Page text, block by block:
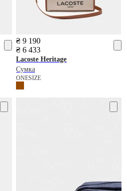
₴ 9 190
₴ 6 433
Lacoste Heritage
Сумка
ONESIZE